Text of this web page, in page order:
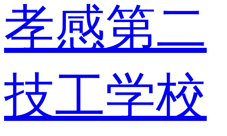
孝感第二
技工学校